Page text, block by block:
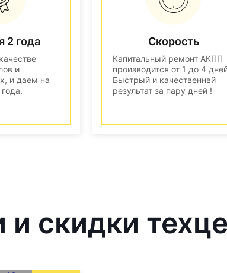
2 года
и
и даем на
Скорость
Капитальный ремонт АКПП
производится от 1 до 4
Быстрый и качественнвй
результат за пару дней !
и скидки